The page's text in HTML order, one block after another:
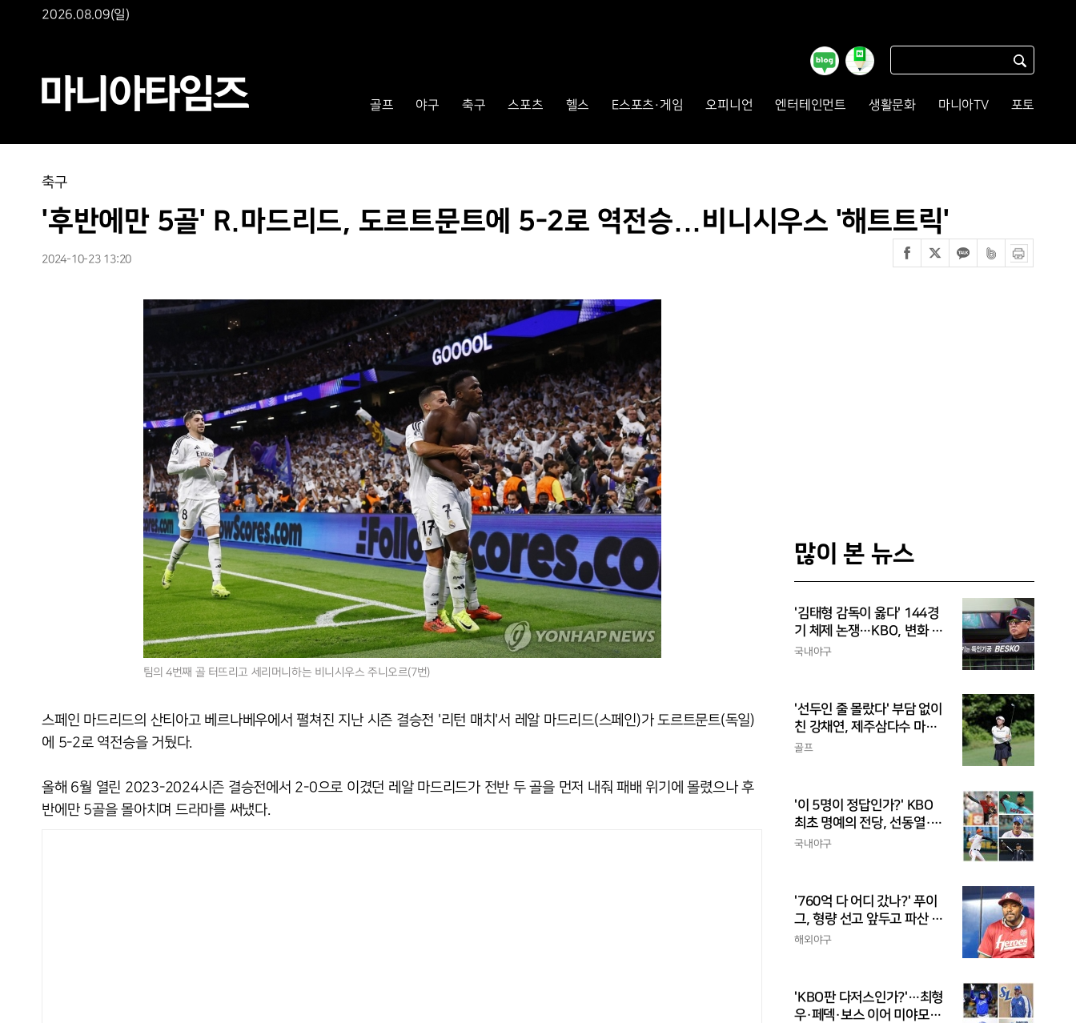
2026.08.09(일)
골프 야구 축구 스포츠 헬스 E스포츠·게임 오피니언 엔터테인먼트 생활문화 마니아TV 포토
축구
'후반에만 5골' R.마드리드, 도르트문트에 5-2로 역전승...비니시우스 '해트트릭'
2024-10-23 13:20
팀의 4번째 골 터뜨리고 세리머니하는 비니시우스 주니오르(7번)
스페인 마드리드의 산티아고 베르나베우에서 펼쳐진 지난 시즌 결승전 '리턴 매치'서 레알 마드리드(스페인)가 도르트문트(독일)
에 5-2로 역전승을 거뒀다.
올해 6월 열린 2023-2024시즌 결승전에서 2-0으로 이겼던 레알 마드리드가 전반 두 골을 먼저 내줘 패배 위기에 몰렸으나 후
반에만 5골을 몰아치며 드라마를 써냈다.
많이 본 뉴스
'김태형 감독이 옳다' 144경
기 체제 논쟁…KBO, 변화 고
민해야, 환경에 맞는 경기 수
국내야구
'선두인 줄 몰랐다' 부담 없이
친 강채연, 제주삼다수 마스
터스 2R 단독 선두
골프
'이 5명이 정답인가?' KBO
최초 명예의 전당, 선동열·최
동원·이승엽·송진우·김응용
국내야구
'760억 다 어디 갔나?' 푸이
그, 형량 선고 앞두고 파산 신
청
해외야구
'KBO판 다저스인가?'…최형
우·페덱·보스 이어 미야모리